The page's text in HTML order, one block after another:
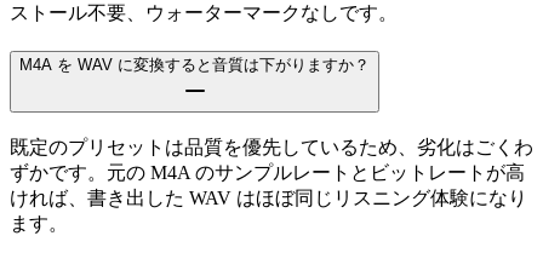
ストール不要、ウォーターマークなしです。
M4A を WAV に変換すると音質は下がりますか？
既定のプリセットは品質を優先しているため、劣化はごくわ
ずかです。元の M4A のサンプルレートとビットレートが高
ければ、書き出した WAV はほぼ同じリスニング体験になり
ます。